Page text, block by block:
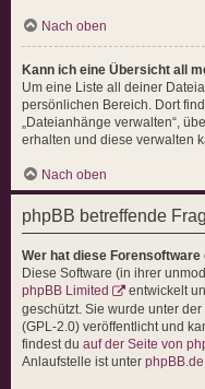
Nach oben
Kann ich eine Übersicht all
Um eine Liste all deiner
persönlichen Bereich. Dort
„Dateianhänge verwalten“,
erhalten und diese verwalten
Nach oben
phpBB betreffende
Wer hat diese
Diese Software (in ihrer
phpBB Limited
entwickelt
geschützt. Sie wurde unter
(GPL-2.0) veröffentlicht und
findest du auf der Seite von
Anlaufstelle ist unter phpBB.de